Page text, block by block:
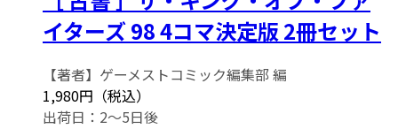
イターズ 98 4コマ決定版 2冊セット
【著者】ゲーメストコミック編集部 編
1,980円（税込）
出荷日：2～5日後